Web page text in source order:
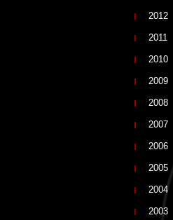
2012
2011
2010
2009
2008
2007
2006
2005
2004
2003